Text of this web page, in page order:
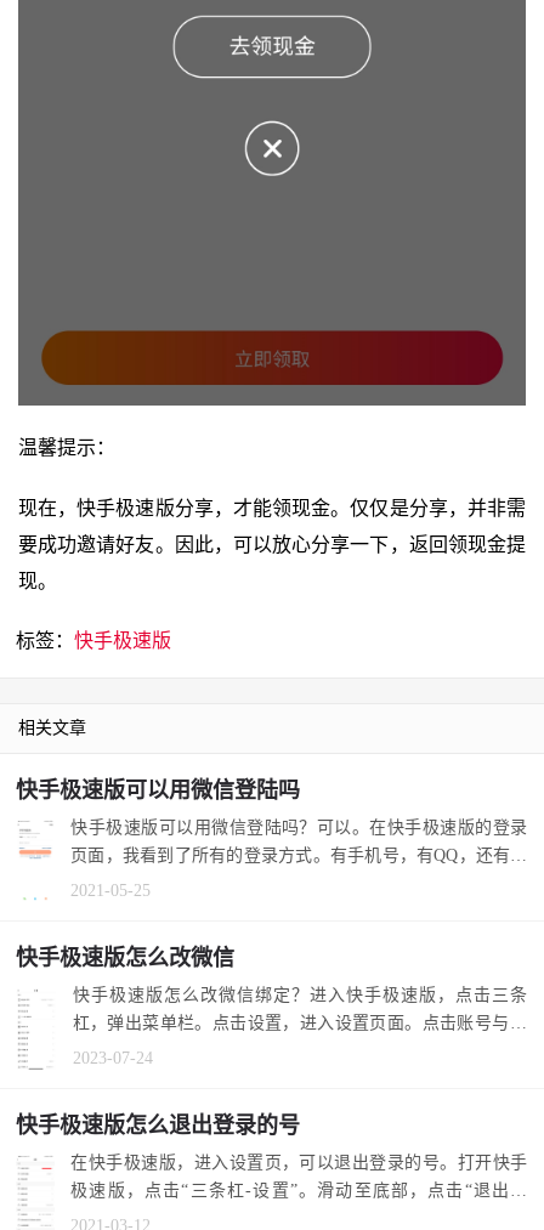
温馨提示：
现在，快手极速版分享，才能领现金。仅仅是分享，并非需
要成功邀请好友。因此，可以放心分享一下，返回领现金提
现。
标签：快手极速版
相关文章
快手极速版可以用微信登陆吗
快手极速版可以用微信登陆吗？可以。在快手极速版的登录
页面，我看到了所有的登录方式。有手机号，有QQ，还有微
信。 1.要想知...
2021-05-25
快手极速版怎么改微信
快手极速版怎么改微信绑定？进入快手极速版，点击三条
杠，弹出菜单栏。点击设置，进入设置页面。点击账号与安
全，看到第三方...
2023-07-24
快手极速版怎么退出登录的号
在快手极速版，进入设置页，可以退出登录的号。打开快手
极速版，点击“三条杠-设置”。滑动至底部，点击“退出登
录”，确定即可。...
2021-03-12